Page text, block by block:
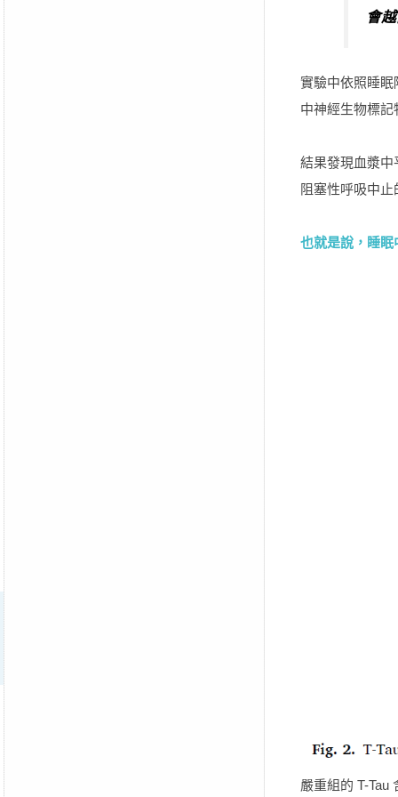
會
實驗中依照睡眠
中神經生物標記
結果發現血漿中
阻塞性呼吸中
也就是說，睡
嚴重組的 T-Tau